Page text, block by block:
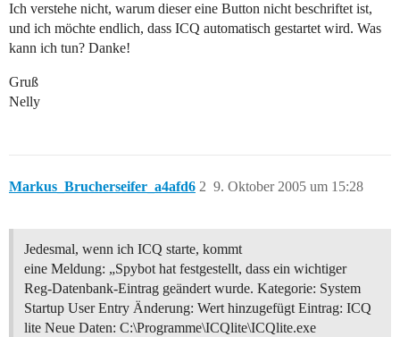
Ich verstehe nicht, warum dieser eine Button nicht beschriftet ist,
und ich möchte endlich, dass ICQ automatisch gestartet wird. Was
kann ich tun? Danke!
Gruß
Nelly
Markus_Brucherseifer_a4afd6 9. Oktober 2005 um 15:28
2
Jedesmal, wenn ich ICQ starte, kommt
eine Meldung: „Spybot hat festgestellt, dass ein wichtiger
Reg-Datenbank-Eintrag geändert wurde. Kategorie: System
Startup User Entry Änderung: Wert hinzugefügt Eintrag: ICQ
lite Neue Daten: C:\Programme\ICQlite\ICQlite.exe